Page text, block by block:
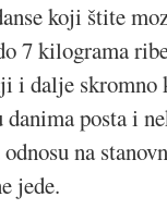
koji štite
7 kilograma
i dalje
danima posta i
na
jede.